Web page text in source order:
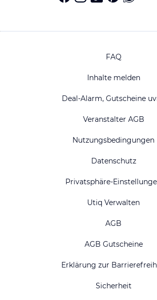
FAQ
Inhalte melden
Deal-Alarm, Gutscheine
Veranstalter AGB
Nutzungsbedingungen
Datenschutz
Privatsphäre-
Utiq Verwalten
AGB
AGB Gutscheine
Erklärung zur
Sicherheit